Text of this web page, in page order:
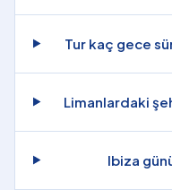
Tur kaç gece
Limanlardaki
Ibiza